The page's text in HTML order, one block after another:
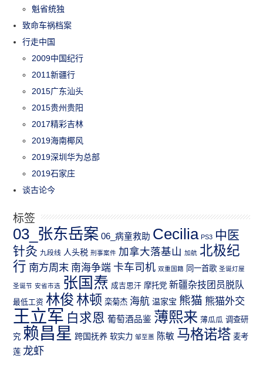
魁省统独
致命车祸档案
行走中国
2009中国纪行
2011新疆行
2015广东汕头
2015贵州贵阳
2017精彩吉林
2019海南椰风
2019深圳华为总部
2019石家庄
谈古论今
标签
03_张东岳案 06_病童救助 Cecilia PS3 中医
针灸 九段线 人头税 刑事案件 加拿大落基山 加航 北极纪
行 南方周末 南海争端 卡车司机 双重国籍 同一首歌 圣诞灯屋
圣诞节 安省市选 张国焘 成吉思汗 摩托党 新疆杂技团员脱队
最低工资 林俊 林顿 栾菊杰 海航 温家宝 熊猫 熊猫外交
王立军 白求恩 葡萄酒品鉴 薄熙来 薄瓜瓜 调查研
究 赖昌星 跨国抚养 软实力 邹至蕙 陈敏 马格诺塔 麦考
莲 龙虾